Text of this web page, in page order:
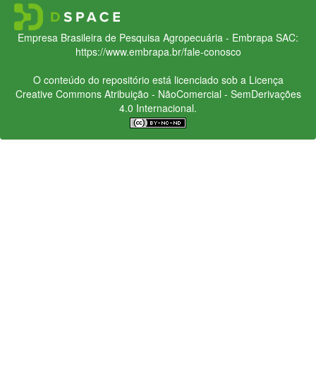
Empresa Brasileira de Pesquisa Agropecuária - Embrapa SAC:
https://www.embrapa.br/fale-conosco
O conteúdo do repositório está licenciado sob a Licença
Creative CommonsAtribuição - NãoComercial - SemDerivações
4.0 Internacional.